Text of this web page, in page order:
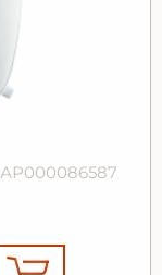
АР000086587